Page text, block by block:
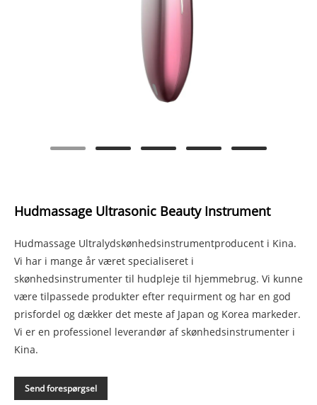
Hudmassage Ultrasonic Beauty Instrument
Hudmassage Ultralydskønhedsinstrumentproducent i Kina.
Vi har i mange år været specialiseret i
skønhedsinstrumenter til hudpleje til hjemmebrug. Vi kunne
være tilpassede produkter efter requirment og har en god
prisfordel og dækker det meste af Japan og Korea markeder.
Vi er en professionel leverandør af skønhedsinstrumenter i
Kina.
Send forespørgsel